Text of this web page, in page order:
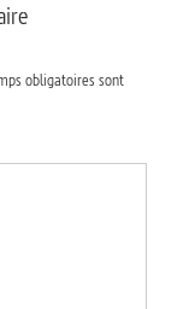
obligatoires sont